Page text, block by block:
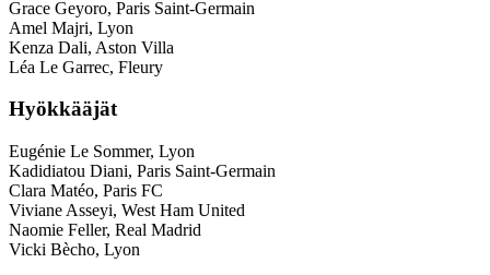
Grace Geyoro, Paris Saint-Germain
Amel Majri, Lyon
Kenza Dali, Aston Villa
Léa Le Garrec, Fleury
Hyökkääjät
Eugénie Le Sommer, Lyon
Kadidiatou Diani, Paris Saint-Germain
Clara Matéo, Paris FC
Viviane Asseyi, West Ham United
Naomie Feller, Real Madrid
Vicki Bècho, Lyon